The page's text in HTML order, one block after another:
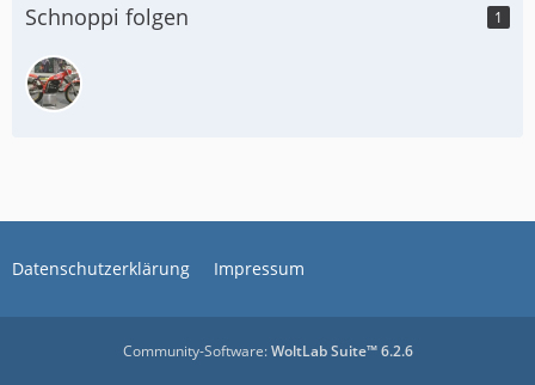
Schnoppi folgen 1
Datenschutzerklärung Impressum
Community-Software:WoltLab Suite™ 6.2.6